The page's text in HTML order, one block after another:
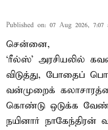
Published on: 07 Aug 2026, 7:07
சென்னை,
‘ரீல்ஸ்’ அரசியலில்
விடுத்து, போதைப்
வன்முறைக்
கொண்டு ஒடுக்க
நயினார் நாகேந்திரன்